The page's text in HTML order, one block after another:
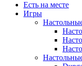
Есть на месте
Игры